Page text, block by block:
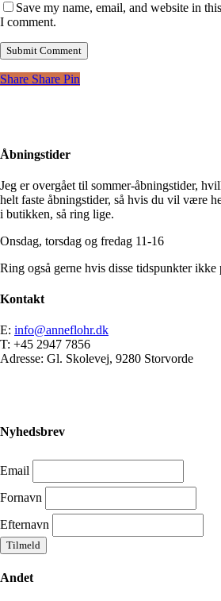
Save my name, email, and website in
I comment.
Share Share Pin
Åbningstider
Jeg er overgået til sommer-åbningstider,
helt faste åbningstider, så hvis du vil være
i butikken, så ring lige.
Onsdag, torsdag og fredag 11-16
Ring også gerne hvis disse tidspunkter ikke
Kontakt
E: info@anneflohr.dk
T: +45 2947 7856
Adresse: Gl. Skolevej, 9280 Storvorde
Nyhedsbrev
Email
Fornavn
Efternavn
Andet